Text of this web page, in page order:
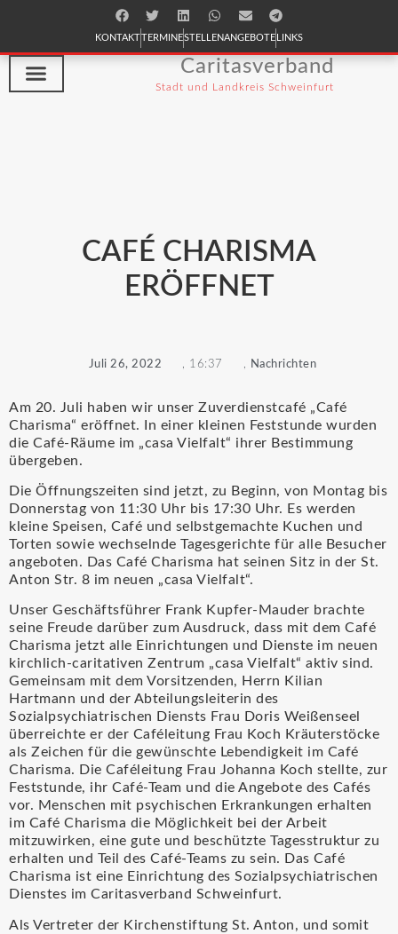
KONTAKTTERMINESTELLENANGEBOTE LINKS
Caritasverband
Stadt und Landkreis Schweinfurt
CAFÉ CHARISMA
ERÖFFNET
Juli 26, 2022 16:37 Nachrichten
Am 20. Juli haben wir unser Zuverdienstcafé „Café
Charisma“ eröffnet. In einer kleinen Feststunde wurden
die Café-Räume im „casa Vielfalt“ ihrer Bestimmung
übergeben.
Die Öffnungszeiten sind jetzt, zu Beginn, von Montag bis
Donnerstag von 11:30 Uhr bis 17:30 Uhr. Es werden
kleine Speisen, Café und selbstgemachte Kuchen und
Torten sowie wechselnde Tagesgerichte für alle Besucher
angeboten. Das Café Charisma hat seinen Sitz in der St.
Anton Str. 8 im neuen „casa Vielfalt“.
Unser Geschäftsführer Frank Kupfer-Mauder brachte
seine Freude darüber zum Ausdruck, dass mit dem Café
Charisma jetzt alle Einrichtungen und Dienste im neuen
kirchlich-caritativen Zentrum „casa Vielfalt“ aktiv sind.
Gemeinsam mit dem Vorsitzenden, Herrn Kilian
Hartmann und der Abteilungsleiterin des
Sozialpsychiatrischen Diensts Frau Doris Weißenseel
überreichte er der Caféleitung Frau Koch Kräuterstöcke
als Zeichen für die gewünschte Lebendigkeit im Café
Charisma. Die Caféleitung Frau Johanna Koch stellte, zur
Feststunde, ihr Café-Team und die Angebote des Cafés
vor. Menschen mit psychischen Erkrankungen erhalten
im Café Charisma die Möglichkeit bei der Arbeit
mitzuwirken, eine gute und beschützte Tagesstruktur zu
erhalten und Teil des Café-Teams zu sein. Das Café
Charisma ist eine Einrichtung des Sozialpsychiatrischen
Dienstes im Caritasverband Schweinfurt.
Als Vertreter der Kirchenstiftung St. Anton, und somit